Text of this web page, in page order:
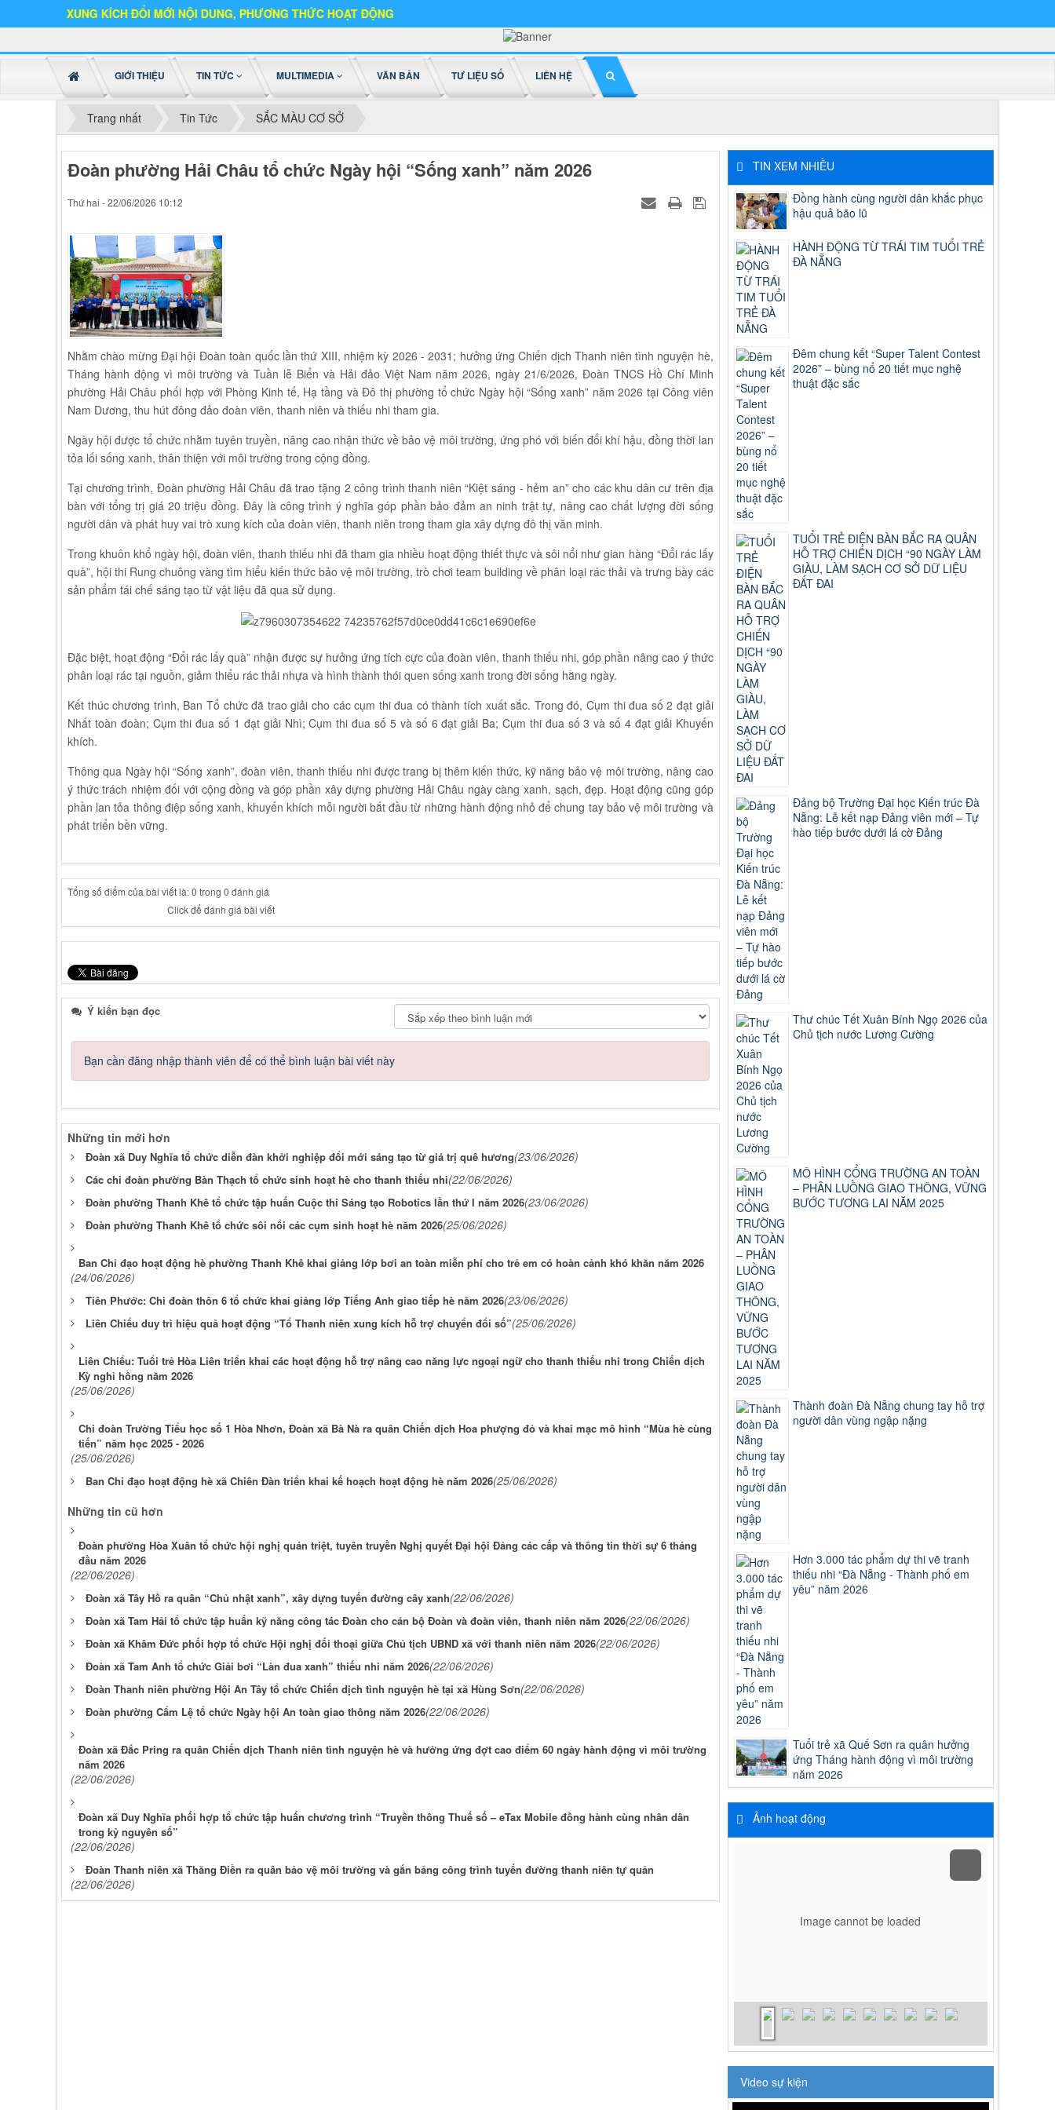
KÍCH ĐỔI MỚI NỘI DUNG, PHƯƠNG THỨC HOẠT ĐỘNG
GIỚI THIỆU TIN TỨC MULTIMEDIA VĂN BẢN TƯ LIỆU SỐ LIÊN HỆ
Trang nhất Tin Tức SẮC MÀU CƠ SỞ
Đoàn phường Hải Châu tổ chức Ngày hội “Sống xanh” năm 2026
Thứ hai - 22/06/2026 10:12
Nhằm chào mừng Đại hội Đoàn toàn quốc lần thứ XIII, nhiệm kỳ 2026 - 2031; hưởng ứng Chiến dịch Thanh niên tình nguyện hè,
Tháng hành động vì môi trường và Tuần lễ Biển và Hải đảo Việt Nam năm 2026, ngày 21/6/2026, Đoàn TNCS Hồ Chí Minh
phường Hải Châu phối hợp với Phòng Kinh tế, Hạ tầng và Đô thị phường tổ chức Ngày hội “Sống xanh” năm 2026 tại Công viên
Nam Dương, thu hút đông đảo đoàn viên, thanh niên và thiếu nhi tham gia.
Ngày hội được tổ chức nhằm tuyên truyền, nâng cao nhận thức về bảo vệ môi trường, ứng phó với biến đổi khí hậu, đồng thời lan
tỏa lối sống xanh, thân thiện với môi trường trong cộng đồng.
Tại chương trình, Đoàn phường Hải Châu đã trao tặng 2 công trình thanh niên “Kiệt sáng - hẻm an” cho các khu dân cư trên địa
bàn với tổng trị giá 20 triệu đồng. Đây là công trình ý nghĩa góp phần bảo đảm an ninh trật tự, nâng cao chất lượng đời sống
người dân và phát huy vai trò xung kích của đoàn viên, thanh niên trong tham gia xây dựng đô thị văn minh.
Trong khuôn khổ ngày hội, đoàn viên, thanh thiếu nhi đã tham gia nhiều hoạt động thiết thực và sôi nổi như gian hàng “Đổi rác lấy
quà”, hội thi Rung chuông vàng tìm hiểu kiến thức bảo vệ môi trường, trò chơi team building về phân loại rác thải và trưng bày các
sản phẩm tái chế sáng tạo từ vật liệu đã qua sử dụng.
Đặc biệt, hoạt động “Đổi rác lấy quà” nhận được sự hưởng ứng tích cực của đoàn viên, thanh thiếu nhi, góp phần nâng cao ý thức
phân loại rác tại nguồn, giảm thiểu rác thải nhựa và hình thành thói quen sống xanh trong đời sống hằng ngày.
Kết thúc chương trình, Ban Tổ chức đã trao giải cho các cụm thi đua có thành tích xuất sắc. Trong đó, Cụm thi đua số 2 đạt giải
Nhất toàn đoàn; Cụm thi đua số 1 đạt giải Nhì; Cụm thi đua số 5 và số 6 đạt giải Ba; Cụm thi đua số 3 và số 4 đạt giải Khuyến
khích.
Thông qua Ngày hội “Sống xanh”, đoàn viên, thanh thiếu nhi được trang bị thêm kiến thức, kỹ năng bảo vệ môi trường, nâng cao
ý thức trách nhiệm đối với cộng đồng và góp phần xây dựng phường Hải Châu ngày càng xanh, sạch, đẹp. Hoạt động cũng góp
phần lan tỏa thông điệp sống xanh, khuyến khích mỗi người bắt đầu từ những hành động nhỏ để chung tay bảo vệ môi trường và
phát triển bền vững.
Tổng số điểm của bài viết là: 0 trong 0 đánh giá
Click để đánh giá bài viết
Ý kiến bạn đọc
Bạn cần đăng nhập thành viên để có thể bình luận bài viết này
Những tin mới hơn
Đoàn xã Duy Nghĩa tổ chức diễn đàn khởi nghiệp đổi mới sáng tạo từ giá trị quê hương(23/06/2026)
Các chi đoàn phường Bàn Thạch tổ chức sinh hoạt hè cho thanh thiếu nhi(22/06/2026)
Đoàn phường Thanh Khê tổ chức tập huấn Cuộc thi Sáng tạo Robotics lần thứ I năm 2026(23/06/2026)
Đoàn phường Thanh Khê tổ chức sôi nổi các cụm sinh hoạt hè năm 2026(25/06/2026)
Ban Chỉ đạo hoạt động hè phường Thanh Khê khai giảng lớp bơi an toàn miễn phí cho trẻ em có hoàn cảnh khó khăn năm 2026
(24/06/2026)
Tiên Phước: Chi đoàn thôn 6 tổ chức khai giảng lớp Tiếng Anh giao tiếp hè năm 2026(23/06/2026)
Liên Chiểu duy trì hiệu quả hoạt động “Tổ Thanh niên xung kích hỗ trợ chuyển đổi số”(25/06/2026)
Liên Chiểu: Tuổi trẻ Hòa Liên triển khai các hoạt động hỗ trợ nâng cao năng lực ngoại ngữ cho thanh thiếu nhi trong Chiến dịch
Kỳ nghỉ hồng năm 2026
(25/06/2026)
Chi đoàn Trường Tiểu học số 1 Hòa Nhơn, Đoàn xã Bà Nà ra quân Chiến dịch Hoa phượng đỏ và khai mạc mô hình “Mùa hè cùng
tiến” năm học 2025 - 2026
(25/06/2026)
Ban Chỉ đạo hoạt động hè xã Chiên Đàn triển khai kế hoạch hoạt động hè năm 2026(25/06/2026)
Những tin cũ hơn
Đoàn phường Hòa Xuân tổ chức hội nghị quán triệt, tuyên truyền Nghị quyết Đại hội Đảng các cấp và thông tin thời sự 6 tháng
đầu năm 2026
(22/06/2026)
Đoàn xã Tây Hồ ra quân “Chủ nhật xanh”, xây dựng tuyến đường cây xanh(22/06/2026)
Đoàn xã Tam Hải tổ chức tập huấn kỹ năng công tác Đoàn cho cán bộ Đoàn và đoàn viên, thanh niên năm 2026(22/06/2026)
Đoàn xã Khâm Đức phối hợp tổ chức Hội nghị đối thoại giữa Chủ tịch UBND xã với thanh niên năm 2026(22/06/2026)
Đoàn xã Tam Anh tổ chức Giải bơi “Làn đua xanh” thiếu nhi năm 2026(22/06/2026)
Đoàn Thanh niên phường Hội An Tây tổ chức Chiến dịch tình nguyện hè tại xã Hùng Sơn(22/06/2026)
Đoàn phường Cẩm Lệ tổ chức Ngày hội An toàn giao thông năm 2026(22/06/2026)
Đoàn xã Đắc Pring ra quân Chiến dịch Thanh niên tình nguyện hè và hưởng ứng đợt cao điểm 60 ngày hành động vì môi trường
năm 2026
(22/06/2026)
Đoàn xã Duy Nghĩa phối hợp tổ chức tập huấn chương trình “Truyền thông Thuế số – eTax Mobile đồng hành cùng nhân dân
trong kỷ nguyên số”
(22/06/2026)
Đoàn Thanh niên xã Thăng Điền ra quân bảo vệ môi trường và gắn bảng công trình tuyến đường thanh niên tự quản
(22/06/2026)
TIN XEM NHIỀU
Đồng hành cùng người dân khắc phục
hậu quả bão lũ
HÀNH ĐỘNG TỪ TRÁI TIM TUỔI TRẺ
ĐÀ NẴNG
Đêm chung kết “Super Talent Contest
2026” – bùng nổ 20 tiết mục nghệ
thuật đặc sắc
TUỔI TRẺ ĐIỆN BÀN BẮC RA QUÂN
HỖ TRỢ CHIẾN DỊCH “90 NGÀY LÀM
GIÀU, LÀM SẠCH CƠ SỞ DỮ LIỆU
ĐẤT ĐAI
Đảng bộ Trường Đại học Kiến trúc Đà
Nẵng: Lễ kết nạp Đảng viên mới – Tự
hào tiếp bước dưới lá cờ Đảng
Thư chúc Tết Xuân Bính Ngọ 2026 của
Chủ tịch nước Lương Cường
MÔ HÌNH CỔNG TRƯỜNG AN TOÀN
– PHÂN LUỒNG GIAO THÔNG, VỮNG
BƯỚC TƯƠNG LAI NĂM 2025
Thành đoàn Đà Nẵng chung tay hỗ trợ
người dân vùng ngập nặng
Hơn 3.000 tác phẩm dự thi vẽ tranh
thiếu nhi “Đà Nẵng - Thành phố em
yêu” năm 2026
Tuổi trẻ xã Quế Sơn ra quân hưởng
ứng Tháng hành động vì môi trường
năm 2026
Ảnh hoạt động
Image cannot be loaded
Video sự kiện